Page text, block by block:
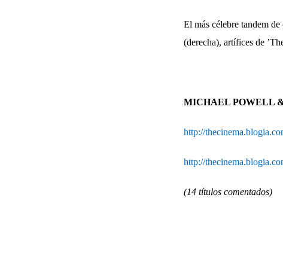
El más célebre tandem
(derecha), artífices de
MICHAEL POWELL
http://
http://
(14 títulos comentados)